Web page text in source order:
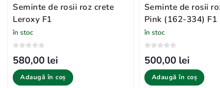
Seminte de rosii roz crete
Leroxy F1
în stoc
580,00 lei
Adaugă în coș
Seminte de rosii
Pink (162-334) F1
în stoc
500,00 lei
Adaugă în coș